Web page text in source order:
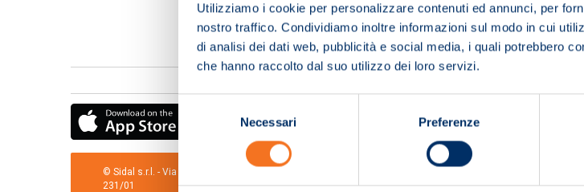
Utilizziamo i cookie per personalizzare contenuti ed annunci, per
nostro traffico. Condividiamo inoltre informazioni sul modo in cui
di analisi dei dati web, pubblicità e social media, i quali potrebbero
che hanno raccolto dal suo utilizzo dei loro servizi.
Selezione
consenso
Necessari Preferenze
© Sidal s.r.l. - Via S.Agostino,50, 51100 Pistoia - Cod.Fisc. e Registro Imprese Pistoia 01680210505 – R.E.A.
231/01